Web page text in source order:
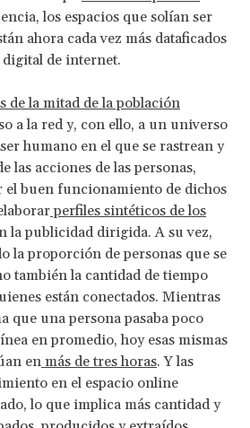
los espacios que solían ser
ahora cada vez más dataficados
de internet.
de la mitad de la población
a la red y, con ello, a un universo
humano en el que se rastrean y
las acciones de las personas,
el buen funcionamiento de dichos
perfiles sintéticos de los
la publicidad dirigida. A su vez,
la proporción de personas que se
también la cantidad de tiempo
están conectados. Mientras
que una persona pasaba poco
en promedio, hoy esas mismas
en más de tres horas. Y las
en el espacio online
lo que implica más cantidad y